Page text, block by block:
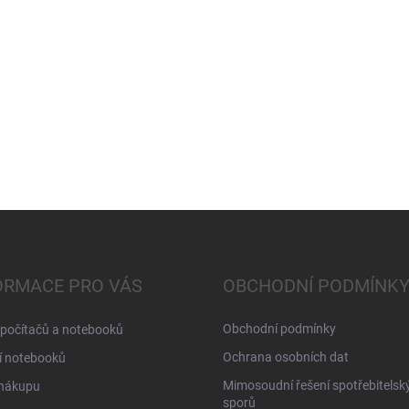
PRO VÁS
a notebooků
notebooků
OBCHODNÍ PODMÍNKY
Obchodní podmínky
Ochrana osobních dat
Mimosoudní řešení
sporů